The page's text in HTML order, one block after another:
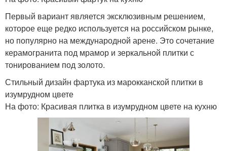
Квартиры в стиле Мемфис в интерьере
Кухня в стиле
Первый вариант является эксклюзивным решением,
которое еще редко используется на российском рынке,
но популярно на международной арене. Это сочетание
керамогранита под мрамор и зеркальной плитки с
тонированием под золото.
Стильный дизайн фартука из марокканской плитки в
изумрудном цвете
На фото: Красивая плитка в изумрудном цвете на кухню